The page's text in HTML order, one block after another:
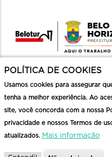
POLÍTICA DE COOKIES
Usamos cookies para assegurar
tenha a melhor experiência. Ao
site, você concorda com a nossa
privacidade e nossos Termos de
atualizados. Mais informação